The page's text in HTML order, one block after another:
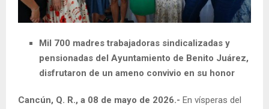
Mil 700 madres trabajadoras sindicalizadas y
pensionadas del Ayuntamiento de Benito Juárez,
disfrutaron de un ameno convivio en su honor
Cancún, Q. R., a 08 de mayo de 2026.- En vísperas del